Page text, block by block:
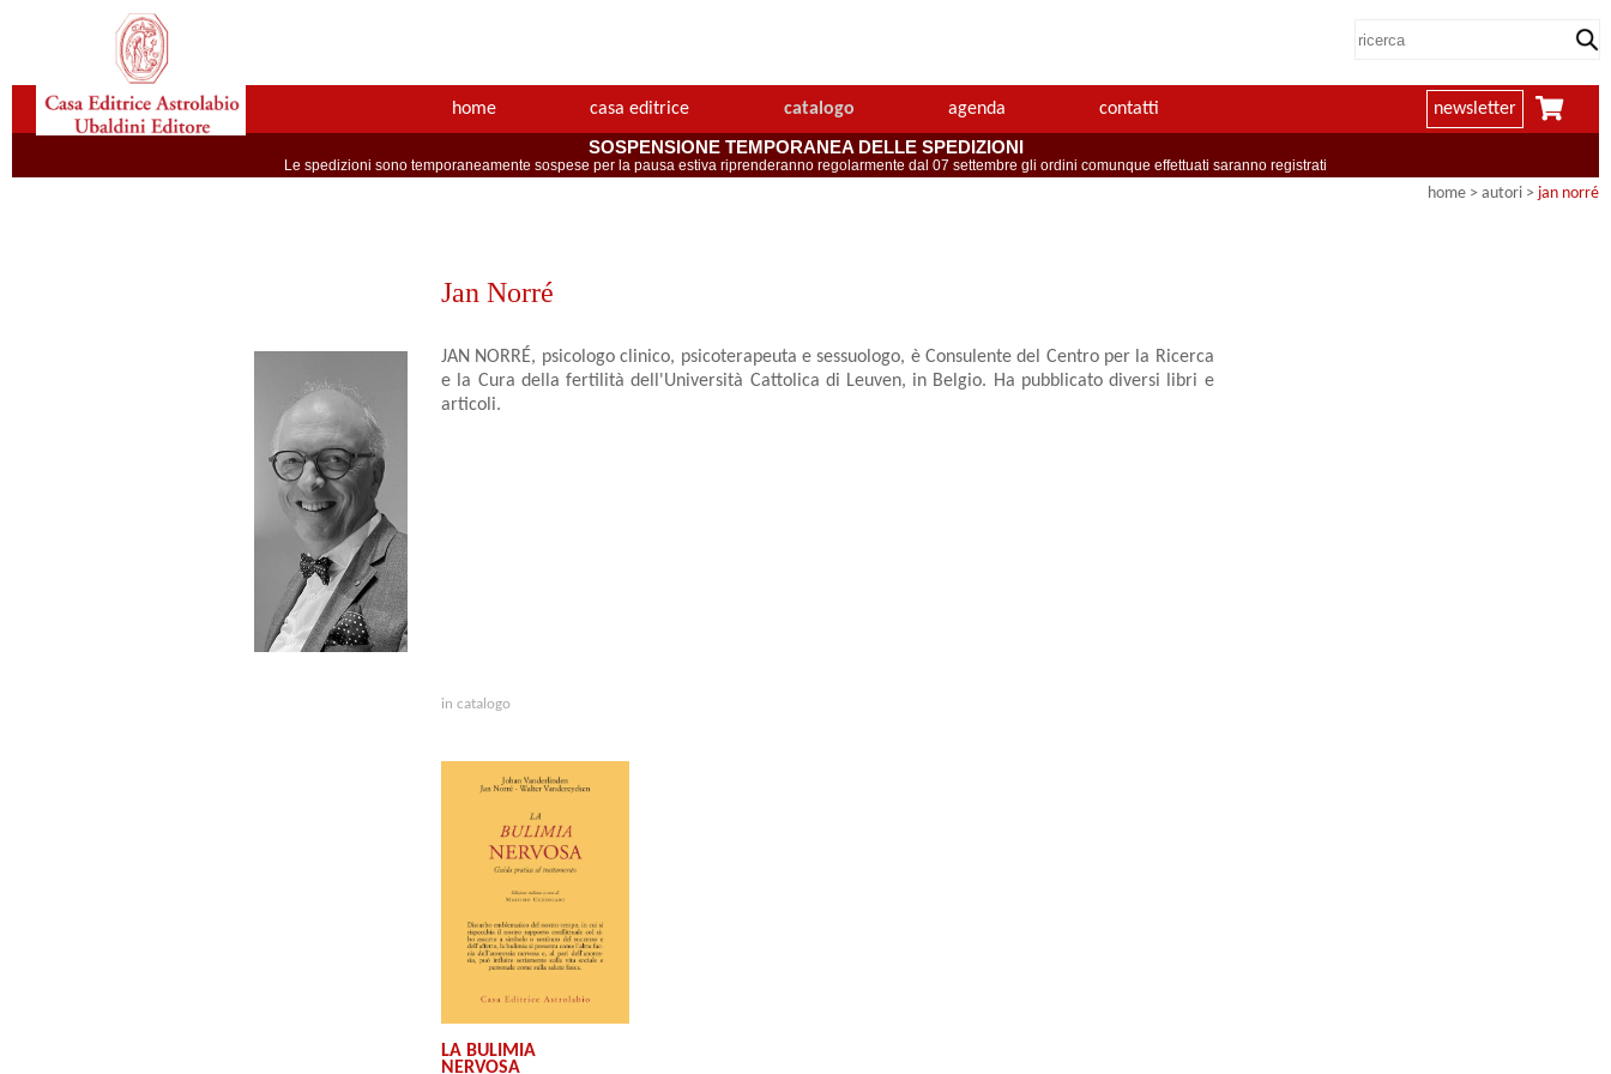
home casa editrice catalogo agenda contatti newsletter
SOSPENSIONE TEMPORANEA DELLE SPEDIZIONI
Le spedizioni sono temporaneamente sospese per la pausa estiva riprenderanno regolarmente dal 07 settembre gli ordini comunque effettuati saranno registrati
home > autori > jan norré
Jan Norré
JAN NORRÉ, psicologo clinico, psicoterapeuta e sessuologo, è Consulente del Centro per la Ricerca
e la Cura della fertilità dell'Università Cattolica di Leuven, in Belgio. Ha pubblicato diversi libri e
articoli.
in catalogo
LA BULIMIA
NERVOSA